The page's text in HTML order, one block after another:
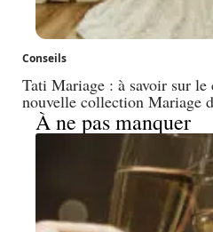
Conseils
Tati Mariage : à savoir sur le
nouvelle collection Mariage
À ne pas manquer